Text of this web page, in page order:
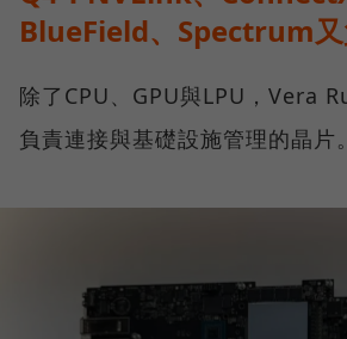
BlueField、Spectrum又
除了CPU、GPU與LPU，Vera
負責連接與基礎設施管理的晶片。